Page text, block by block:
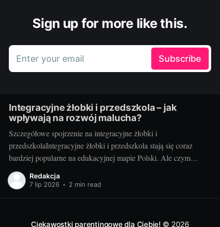
Sign up for more like this.
Enter your email Subscribe
Integracyjne żłobki i przedszkola – jak
wpływają na rozwój malucha?
Szczegółowe spojrzenie na integracyjne żłobki i
przedszkolaIntegracyjne żłobki i przedszkola stają się coraz
bardziej popularne na edukacyjnej mapie Polski. Ale czym
dokładnie są te instytucje i jakie korzyści przynoszą dzieciom?
Integracyjne żłobki i przedszkola to miejsca, gdzie dzieci o
Redakcja
7 lip 2026 • 2 min read
Ciekawostki parentingowe dla Ciebie! © 2026